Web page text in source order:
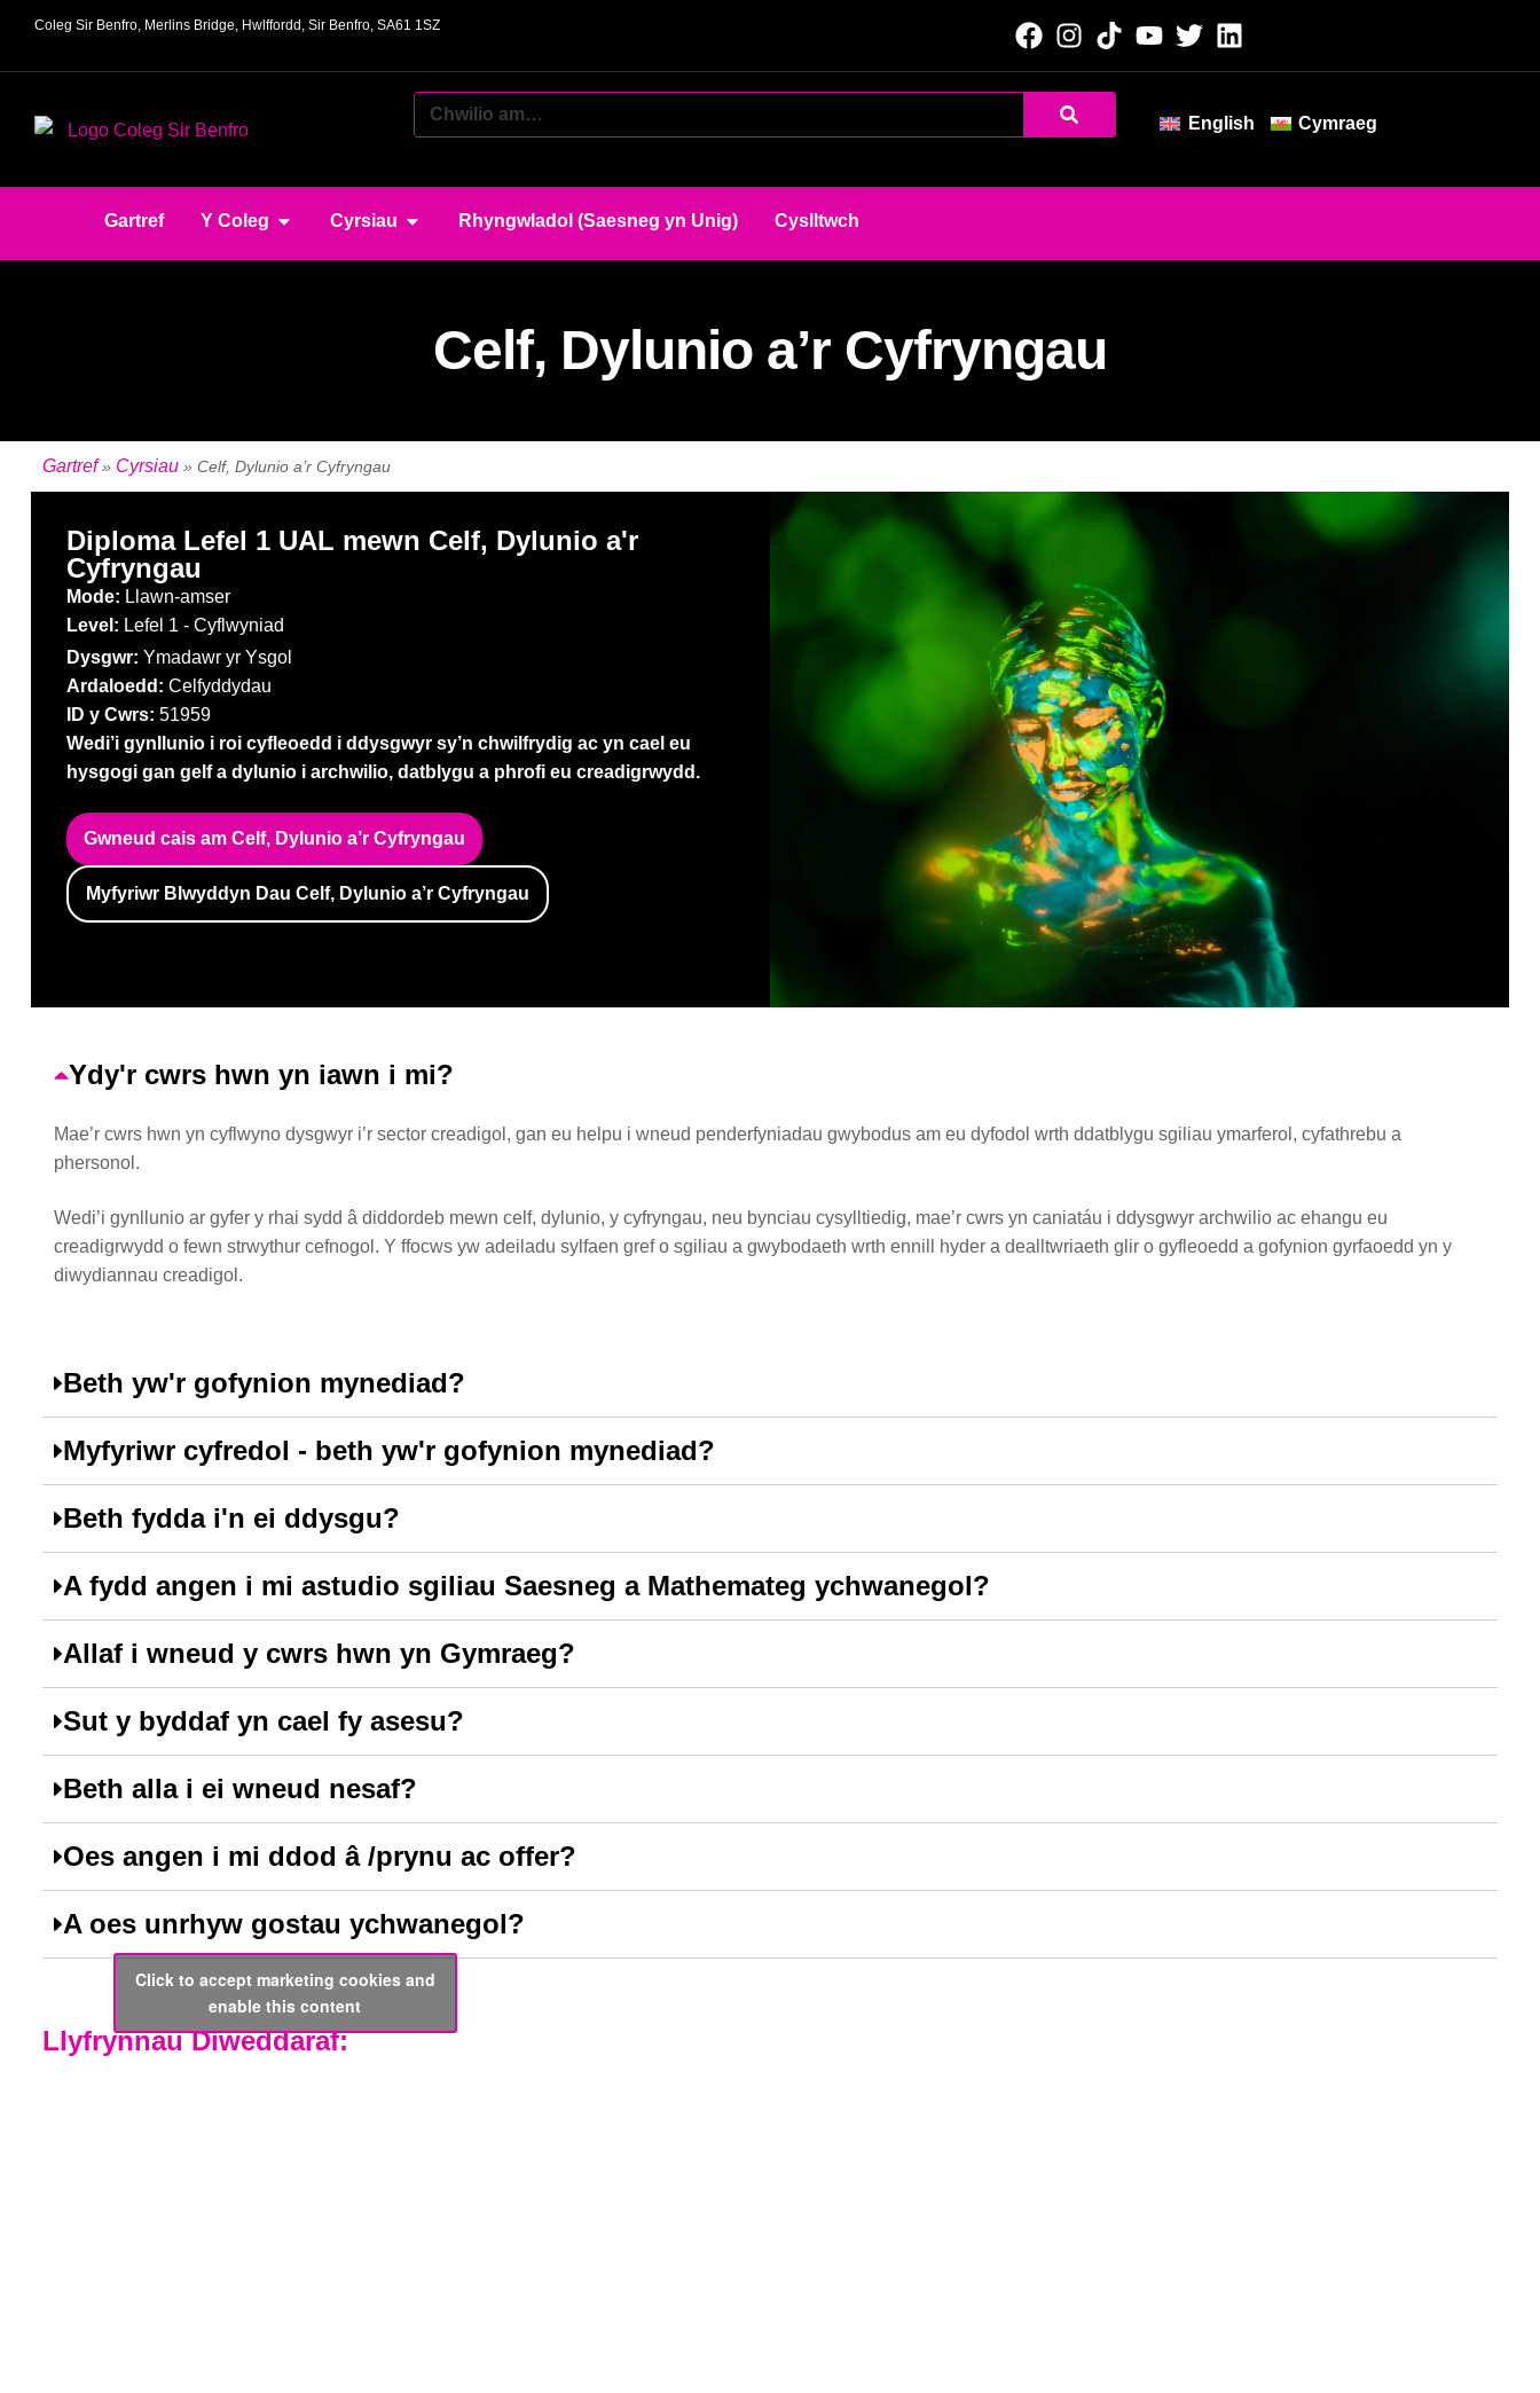
Coleg Sir Benfro, Merlins Bridge, Hwlffordd, Sir Benfro, SA61 1SZ
English Cymraeg
Gartref Y Coleg Cyrsiau Rhyngwladol (Saesneg yn Unig) Cyslltwch
Celf, Dylunio a’r Cyfryngau
Gartref» Cyrsiau » Celf, Dylunio a’r Cyfryngau
Diploma Lefel 1 UAL mewn Celf, Dylunio a'r
Cyfryngau
Mode: Llawn-amser
Level: Lefel 1 - Cyflwyniad
Dysgwr: Ymadawr yr Ysgol
Ardaloedd: Celfyddydau
ID y Cwrs: 51959
Wedi’i gynllunio i roi cyfleoedd i ddysgwyr sy’n chwilfrydig ac yn cael eu
hysgogi gan gelf a dylunio i archwilio, datblygu a phrofi eu creadigrwydd.
Gwneud cais am Celf, Dylunio a’r Cyfryngau
Myfyriwr Blwyddyn Dau Celf, Dylunio a’r Cyfryngau
Ydy'r cwrs hwn yn iawn i mi?
Mae’r cwrs hwn yn cyflwyno dysgwyr i’r sector creadigol, gan eu helpu i wneud penderfyniadau gwybodus am eu dyfodol wrth ddatblygu sgiliau ymarferol, cyfathrebu a
phersonol.
Wedi’i gynllunio ar gyfer y rhai sydd â diddordeb mewn celf, dylunio, y cyfryngau, neu bynciau cysylltiedig, mae’r cwrs yn caniatáu i ddysgwyr archwilio ac ehangu eu
creadigrwydd o fewn strwythur cefnogol. Y ffocws yw adeiladu sylfaen gref o sgiliau a gwybodaeth wrth ennill hyder a dealltwriaeth glir o gyfleoedd a gofynion gyrfaoedd yn y
diwydiannau creadigol.
Beth yw'r gofynion mynediad?
Myfyriwr cyfredol - beth yw'r gofynion mynediad?
Beth fydda i'n ei ddysgu?
A fydd angen i mi astudio sgiliau Saesneg a Mathemateg ychwanegol?
Allaf i wneud y cwrs hwn yn Gymraeg?
Sut y byddaf yn cael fy asesu?
Beth alla i ei wneud nesaf?
Oes angen i mi ddod â /prynu ac offer?
A oes unrhyw gostau ychwanegol?
Click to accept marketing cookies and
enable this content
Llyfrynnau Diweddaraf: